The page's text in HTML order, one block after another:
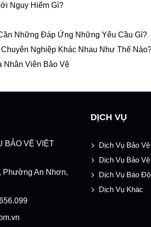
Nguy Hiểm Gì?
Những Đáp Ứng Những Yêu Cầu Gì?
Nghiệp Khác Nhau Như Thế
Nhân Viên Bảo Vệ
BẢO VỆ VIỆT
Phường An Nhơn,
DỊCH VỤ
Dịch Vụ Bảo
Dịch Vụ Bảo
Dịch Vụ Báo
Dịch Vụ Khác